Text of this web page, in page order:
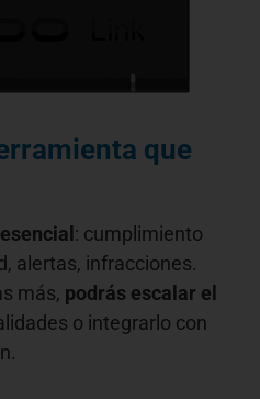
que
: cumplimiento
alertas, infracciones.
más, podrás escalar el
o integrarlo con